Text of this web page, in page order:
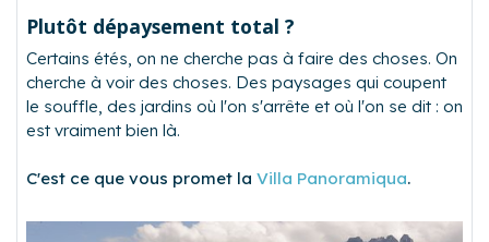
Plutôt dépaysement total ?
Certains étés, on ne cherche pas à faire des choses. On
cherche à voir des choses. Des paysages qui coupent
le souffle, des jardins où l'on s'arrête et où l'on se dit : on
est vraiment bien là.
C'est ce que vous promet la Villa Panoramiqua.